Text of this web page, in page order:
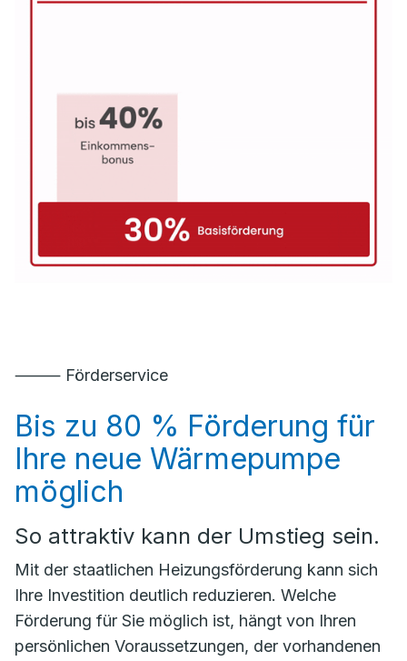
⸻ Förderservice
Bis zu 80 % Förderung für
Ihre neue Wärmepumpe
möglich
So attraktiv kann der Umstieg sein.
Mit der staatlichen Heizungsförderung kann sich
Ihre Investition deutlich reduzieren. Welche
Förderung für Sie möglich ist, hängt von Ihren
persönlichen Voraussetzungen, der vorhandenen